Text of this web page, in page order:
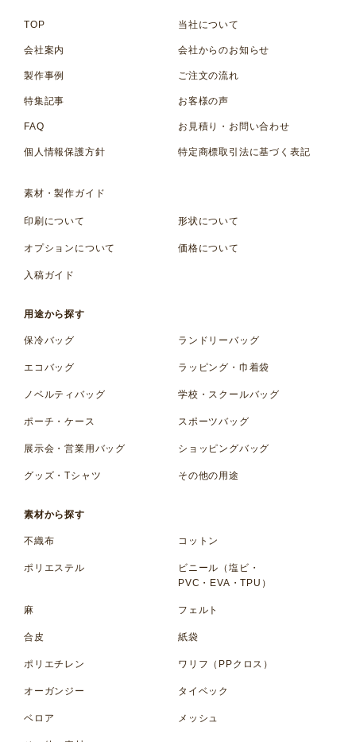
TOP 当社について
会社案内 会社からのお知らせ
製作事例 ご注文の流れ
特集記事 お客様の声
FAQ お見積り・お問い合わせ
個人情報保護方針 特定商標取引法に基づく表記
素材・製作ガイド
印刷について 形状について
オプションについて 価格について
入稿ガイド
用途から探す
保冷バッグ ランドリーバッグ
エコバッグ ラッピング・巾着袋
ノベルティバッグ 学校・スクールバッグ
ポーチ・ケース スポーツバッグ
展示会・営業用バッグ ショッピングバッグ
グッズ・Tシャツ その他の用途
素材から探す
不織布 コットン
ポリエステル
ビニール（塩ビ・
PVC・EVA・TPU）
麻 フェルト
合皮 紙袋
ポリエチレン ワリフ（PPクロス）
オーガンジー タイベック
ベロア メッシュ